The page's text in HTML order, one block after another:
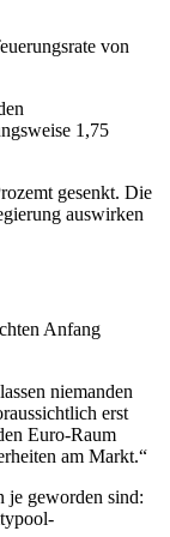
von
1,75
gesenkt. Die
auswirken
Anfang
niemanden
erst
Euro-Raum
am Markt.“
je geworden sind: